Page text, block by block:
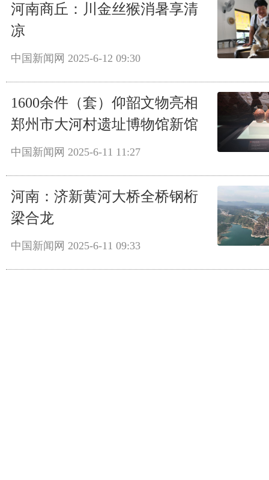
河南商丘：川金丝猴消暑享清
凉
中国新闻网 2025-6-12 09:30
1600余件（套）仰韶文物亮相
郑州市大河村遗址博物馆新馆
中国新闻网 2025-6-11 11:27
河南：济新黄河大桥全桥钢桁
梁合龙
中国新闻网 2025-6-11 09:33